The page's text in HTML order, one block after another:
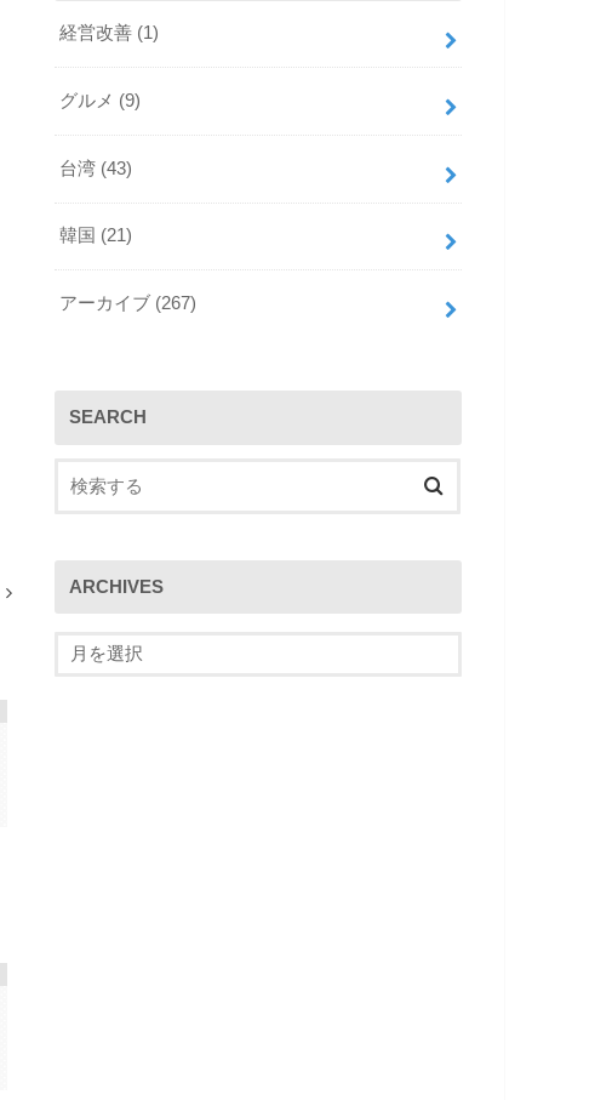
a
d
a
g
m
経営改善 (1)
グルメ (9)
台湾 (43)
韓国 (21)
アーカイブ (267)
SEARCH
ARCHIVES